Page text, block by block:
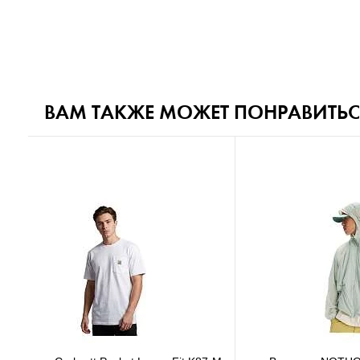
ВАМ ТАКЖЕ МОЖЕТ